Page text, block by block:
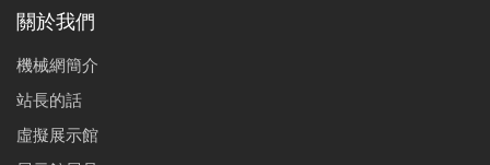
關於我們
機械網簡介
站長的話
虛擬展示館